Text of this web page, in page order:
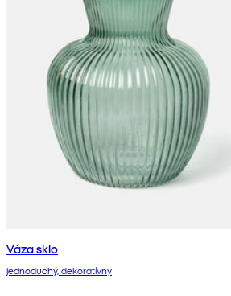
Váza sklo
jednoduchý, dekoratívny